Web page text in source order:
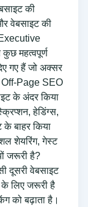
की
वेबसाइट की
महत्वपूर्ण
गए हैं जो अक्सर
Off-Page SEO
के अंदर किया
हेडिंग्स,
बाहर किया
शेयरिंग, गेस्ट
जरूरी है?
दूसरी वेबसाइट
लिए जरूरी है
को बढ़ाता है।